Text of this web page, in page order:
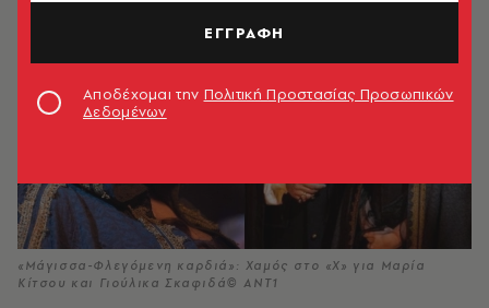
«Μάγισσα-Φλεγόμενη καρδιά»: Χαμός στο «Χ» για Μαρία
Κίτσου και Γιούλικα Σκαφιδά© ANT1
ΕΓΓΡΑΦΗ
Αποδέχομαι την Πολιτική Προστασίας Προσωπικών
Δεδομένων